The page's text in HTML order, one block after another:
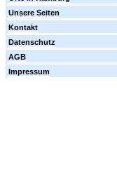
Unsere Seiten
Kontakt
Datenschutz
AGB
Impressum